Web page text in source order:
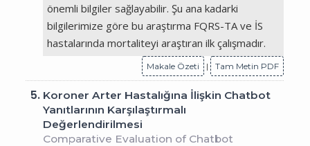
önemli bilgiler sağlayabilir. Şu ana kadarki
bilgilerimize göre bu araştırma FQRS-TA ve İS
hastalarında mortaliteyi araştıran ilk çalışmadır.
Makale Özeti | Tam Metin PDF
5. Koroner Arter Hastalığına İlişkin Chatbot
Yanıtlarının Karşılaştırmalı
Değerlendirilmesi
Comparative Evaluation of Chatbot